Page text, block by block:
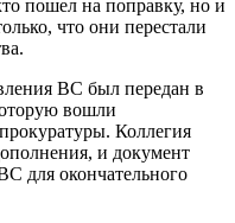
пошел на поправку, но и
что они перестали
ВС был передан в
вошли
Коллегия
и документ
для окончательного